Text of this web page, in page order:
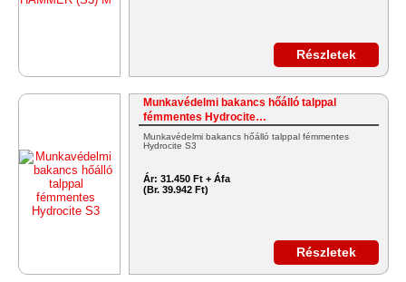
Részletek
Munkavédelmi bakancs hőálló talppal
fémmentes Hydrocite…
Munkavédelmi bakancs hőálló talppal fémmentes
Hydrocite S3
Ár: 31.450 Ft + Áfa
(Br. 39.942 Ft)
Részletek